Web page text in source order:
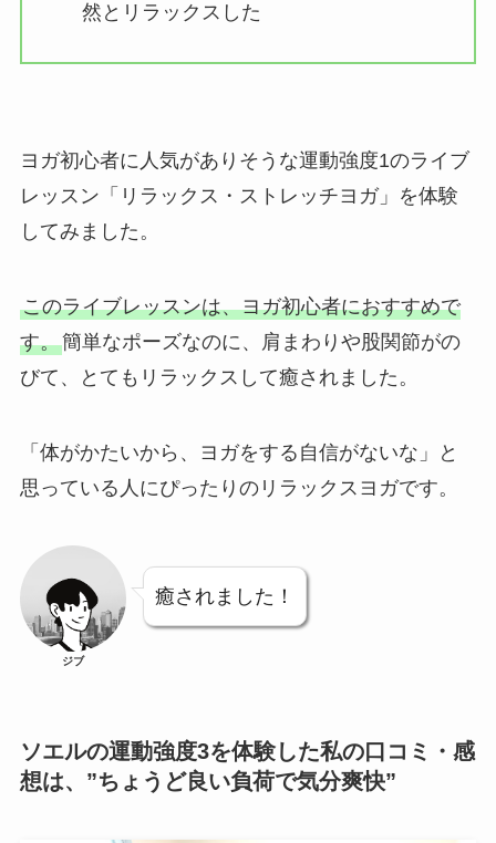
然とリラックスした
ヨガ初心者に人気がありそうな運動強度1のライブ
レッスン「リラックス・ストレッチヨガ」を体験
してみました。
このライブレッスンは、ヨガ初心者におすすめで
す。簡単なポーズなのに、肩まわりや股関節がの
びて、とてもリラックスして癒されました。
「体がかたいから、ヨガをする自信がないな」と
思っている人にぴったりのリラックスヨガです。
ジブ
癒されました！
ソエルの運動強度3を体験した私の口コミ・感
想は、”ちょうど良い負荷で気分爽快”